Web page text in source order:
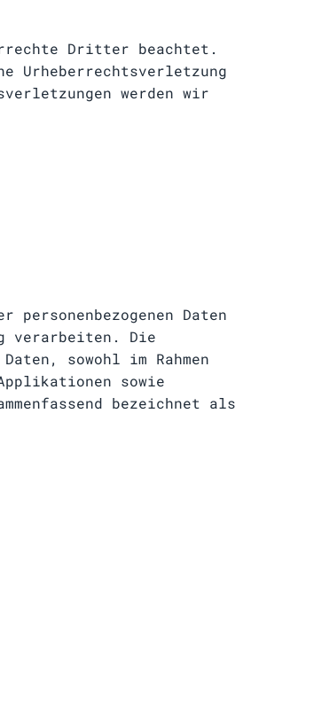
Dritter beachtet.
Urheberrechtsverletzung
werden wir
Daten
verarbeiten. Die
sowohl im Rahmen
sowie
bezeichnet als